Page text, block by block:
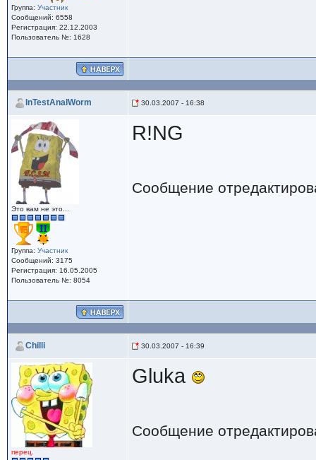
Группа: Участник
Сообщений: 6558
Регистрация: 22.12.2003
Пользователь №: 1628
InTestAnalWorm 30.03.2007 - 16:38
Это вам не это...
Группа: Участник
Сообщений: 3175
Регистрация: 16.05.2005
Пользователь №: 8054
R!NG
Сообщение
Chilli 30.03.2007 - 16:39
перец.
Gluka
Сообщение